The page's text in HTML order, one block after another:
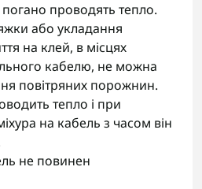
проводять тепло.
або укладання
на клей, в місцях
кабелю, не можна
повітряних порожнин.
тепло і при
на кабель з часом він
не повинен